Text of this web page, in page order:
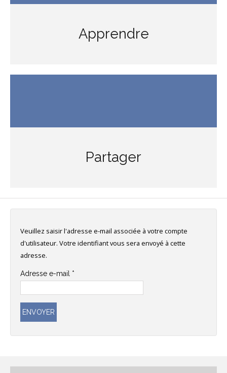
Apprendre
Partager
Veuillez saisir l'adresse e-mail associée à votre compte
d'utilisateur. Votre identifiant vous sera envoyé à cette
adresse.
Adresse e-mail *
ENVOYER